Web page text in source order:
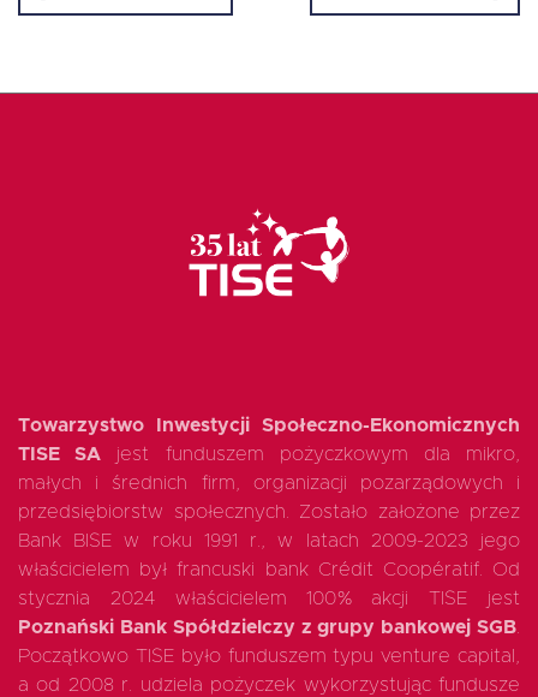
Towarzystwo Inwestycji Społeczno-Ekonomicznych
TISE SA jest funduszem pożyczkowym dla mikro,
małych i średnich firm, organizacji pozarządowych i
przedsiębiorstw społecznych. Zostało założone przez
Bank BISE w roku 1991 r., w latach 2009-2023 jego
właścicielem był francuski bank Crédit Coopératif. Od
stycznia 2024 właścicielem 100% akcji TISE jest
Poznański Bank Spółdzielczy z grupy bankowej SGB
Początkowo TISE było funduszem typu venture capital,
a od 2008 r. udziela pożyczek wykorzystując fundusze